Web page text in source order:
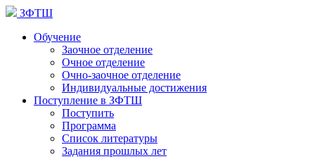
ЗФТШ
Обучение
Заочное отделение
Очное отделение
Очно-заочное отделение
Индивидуальные достижения
Поступление в ЗФТШ
Поступить
Программа
Список литературы
Задания прошлых лет